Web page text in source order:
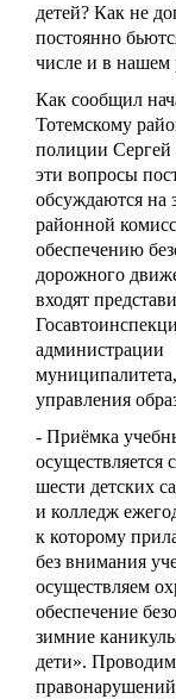
детей? Как не
постоянно
числе и в нашем
Как сообщил
Тотемскому
полиции
эти вопросы
обсуждаются на
районной
обеспечению
дорожного
входят
администрации
управления
- Приёмка
шести детских
и колледж
к которому
без внимания
осуществляем
обеспечение
зимние
дети».